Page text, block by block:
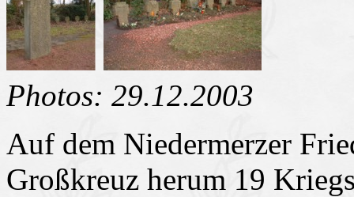
Photos: 29.12.2003
Auf dem Niedermerzer
Großkreuz herum 19